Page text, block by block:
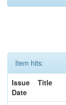
Item hits:
Issue
Date
Title